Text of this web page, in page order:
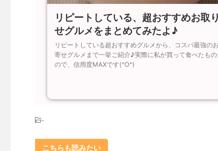
リピートしている、超おすすめお取
せグルメをまとめてみたよ♪
リピートしている超おすすめグルメから、コスパ最強の
寄せグルメまで一挙ご紹介♪実際に私が買って食べたも
ので、信用度MAXです(^O^)
-
こちらも読みたい